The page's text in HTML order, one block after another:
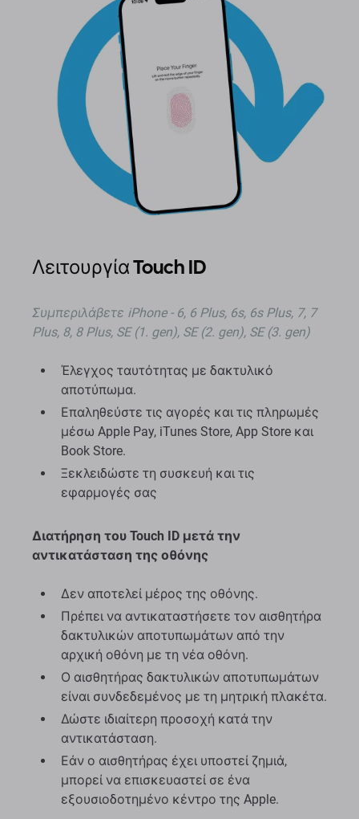
Λειτουργία Touch ID
Συμπεριλάβετε iPhone - 6, 6 Plus, 6s, 6s Plus, 7, 7
Plus, 8, 8 Plus, SE (1. gen), SE (2. gen), SE (3. gen)
Έλεγχος ταυτότητας με δακτυλικό
αποτύπωμα.
Επαληθεύστε τις αγορές και τις πληρωμές
μέσω Apple Pay, iTunes Store, App Store και
Book Store.
Ξεκλειδώστε τη συσκευή και τις
εφαρμογές σας
Διατήρηση του Touch ID μετά την
αντικατάσταση της οθόνης
Δεν αποτελεί μέρος της οθόνης.
Πρέπει να αντικαταστήσετε τον αισθητήρα
δακτυλικών αποτυπωμάτων από την
αρχική οθόνη με τη νέα οθόνη.
Ο αισθητήρας δακτυλικών αποτυπωμάτων
είναι συνδεδεμένος με τη μητρική πλακέτα.
Δώστε ιδιαίτερη προσοχή κατά την
αντικατάσταση.
Εάν ο αισθητήρας έχει υποστεί ζημιά,
μπορεί να επισκευαστεί σε ένα
εξουσιοδοτημένο κέντρο της Apple.